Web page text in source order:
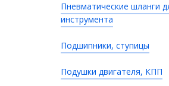
Пневматические шланги
инструмента
Подшипники, ступицы
Подушки двигателя, КПП